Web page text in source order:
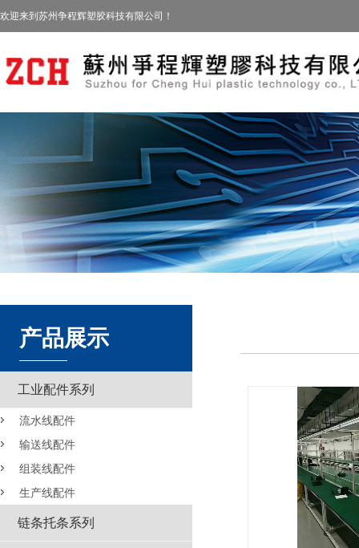
欢迎来到苏州争程辉塑胶科技有限公司！
产品展示
工业配件系列
流水线配件
输送线配件
组装线配件
生产线配件
链条托条系列